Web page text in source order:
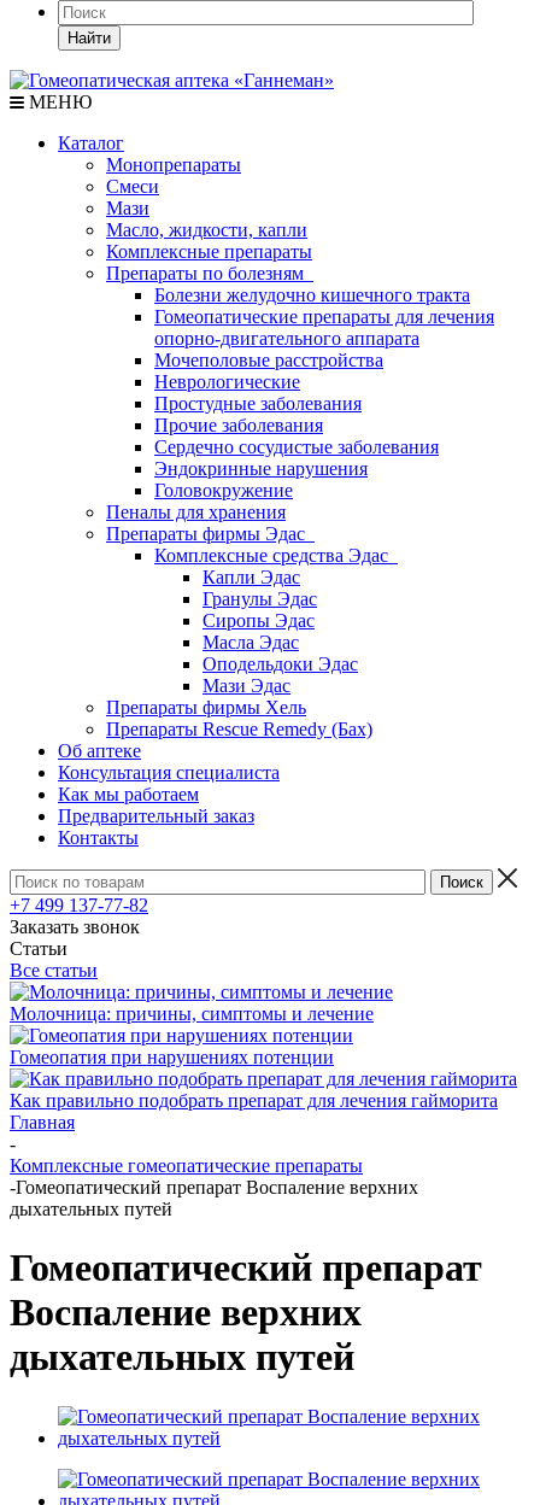
Найти
МЕНЮ
Каталог
Монопрепараты
Смеси
Мази
Масло, жидкости, капли
Комплексные препараты
Препараты по болезням
Болезни желудочно кишечного тракта
Гомеопатические препараты для лечения
опорно-двигательного аппарата
Мочеполовые расстройства
Неврологические
Простудные заболевания
Прочие заболевания
Сердечно сосудистые заболевания
Эндокринные нарушения
Головокружение
Пеналы для хранения
Препараты фирмы Эдас
Комплексные средства Эдас
Капли Эдас
Гранулы Эдас
Сиропы Эдас
Масла Эдас
Оподельдоки Эдас
Мази Эдас
Препараты фирмы Хель
Препараты Rescue Remedy (Бах)
Об аптеке
Консультация специалиста
Как мы работаем
Предварительный заказ
Контакты
+7 499 137-77-82
Заказать звонок
Статьи
Все статьи
Молочница: причины, симптомы и лечение
Гомеопатия при нарушениях потенции
Как правильно подобрать препарат для лечения гайморита
Главная
-
Комплексные гомеопатические препараты
-Гомеопатический препарат Воспаление верхних
дыхательных путей
Гомеопатический препарат
Воспаление верхних
дыхательных путей